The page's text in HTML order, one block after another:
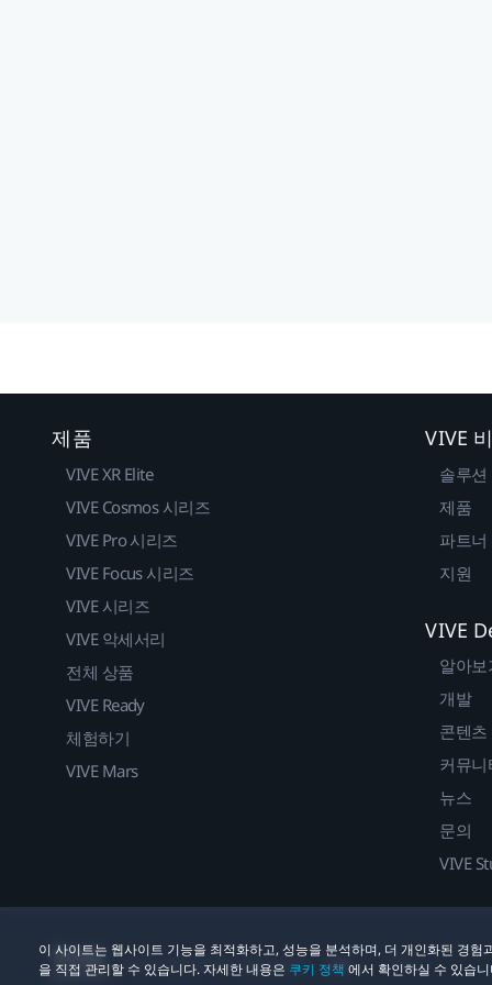
이 사이트는 웹사이트 기능을 최적화하고, 성능을 분석하며, 더 개인화된 경
을 직접 관리할 수 있습니다. 자세한 내용은 쿠키 정책 에서 확인하실 수 있습
제품
VIVE XR Elite
VIVE Cosmos 시리즈
VIVE Pro 시리즈
VIVE Focus 시리즈
VIVE 시리즈
VIVE 악세서리
전체 상품
VIVE Ready
체험하기
VIVE Mars
VIVE
솔루션
제품
파트너
지원
VIVE
알아보
개발
콘텐츠
커뮤니
뉴스
문의
VIVE
© 2011-2026 HTC Corporation 법률 쿠키